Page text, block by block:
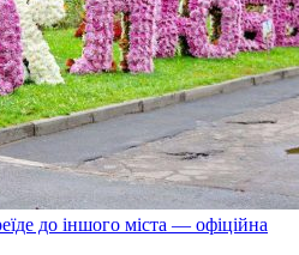
до іншого міста — офіційна